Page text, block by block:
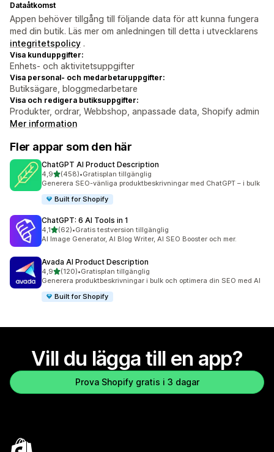
Dataåtkomst
Appen behöver tillgång till följande data för att kunna fungera
med din butik. Läs mer om anledningen till detta i utvecklarens
integritetspolicy .
Visa kunduppgifter:
Enhets- och aktivitetsuppgifter
Visa personal- och medarbetaruppgifter:
Butiksägare, bloggmedarbetare
Visa och redigera butiksuppgifter:
Produkter, ordrar, Webbshop, anpassade data, Shopify admin
Mer information
Fler appar som den här
ChatGPT AI Product Description
4,9av 5 stjärnor
(458)
458 recensioner totalt
•Gratisplan tillgänglig
Generera SEO-vänliga produktbeskrivningar med ChatGPT – i bulk
Built for Shopify
ChatGPT: 6 AI Tools in 1
4,1av 5 stjärnor
(62)
62 recensioner totalt
•Gratis testversion tillgänglig
AI Image Generator, AI Blog Writer, AI SEO Booster och mer.
Avada AI Product Description
4,9av 5 stjärnor
(120)
120 recensioner totalt
•Gratisplan tillgänglig
Generera produktbeskrivningar i bulk och optimera din SEO med AI
Built for Shopify
Vill du lägga till en app?
Prova Shopify gratis i 3 dagar